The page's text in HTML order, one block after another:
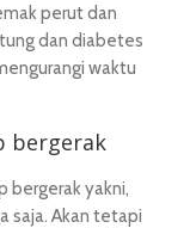
perut dan
dan diabetes
waktu
bergerak
bergerak yakni,
saja. Akan tetapi